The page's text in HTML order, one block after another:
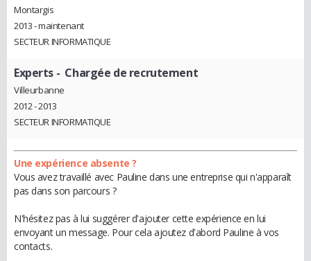
Montargis
2013 - maintenant
SECTEUR INFORMATIQUE
Experts - Chargée de recrutement
Villeurbanne
2012 - 2013
SECTEUR INFORMATIQUE
Une expérience absente ?
Vous avez travaillé avec Pauline dans une entreprise qui n'apparaît
pas dans son parcours ?
N'hésitez pas à lui suggérer d'ajouter cette expérience en lui
envoyant un message. Pour cela ajoutez d'abord Pauline à vos
contacts.